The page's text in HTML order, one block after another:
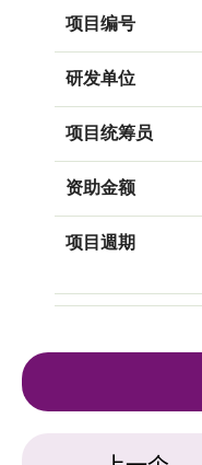
项目编号
研发单位
项目统筹员
资助金额
项目週期